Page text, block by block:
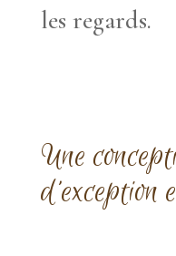
les regards.
Une
d’exception